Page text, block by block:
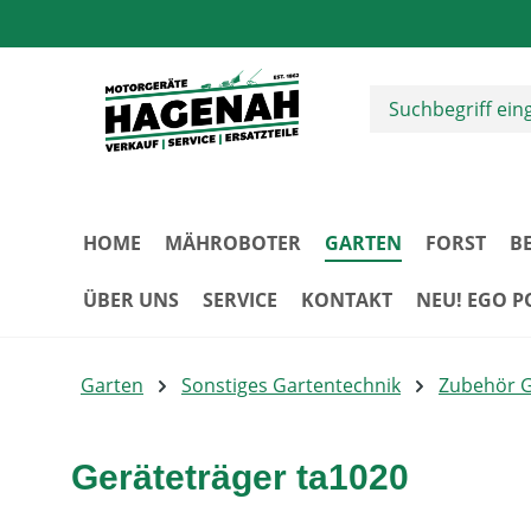
HOME MÄHROBOTER GARTEN FORST
ÜBER UNS SERVICE KONTAKT NEU! EGO
Garten Sonstiges Gartentechnik Zubehör
Geräteträger ta1020